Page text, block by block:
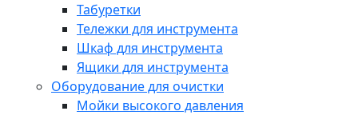
Табуретки
Тележки для инструмента
Шкаф для инструмента
Ящики для инструмента
Оборудование для очистки
Мойки высокого давления